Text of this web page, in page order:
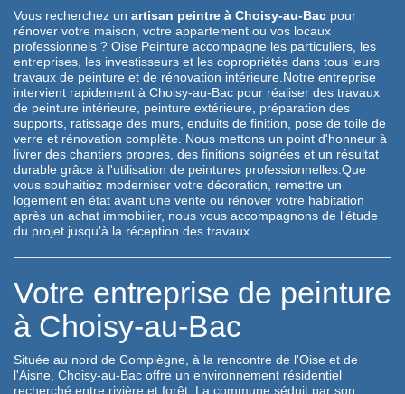
Vous recherchez un artisan peintre à Choisy-au-Bac pour
rénover votre maison, votre appartement ou vos locaux
professionnels ? Oise Peinture accompagne les particuliers, les
entreprises, les investisseurs et les copropriétés dans tous leurs
travaux de peinture et de rénovation intérieure.Notre entreprise
intervient rapidement à Choisy-au-Bac pour réaliser des travaux
de peinture intérieure, peinture extérieure, préparation des
supports, ratissage des murs, enduits de finition, pose de toile de
verre et rénovation complète. Nous mettons un point d'honneur à
livrer des chantiers propres, des finitions soignées et un résultat
durable grâce à l'utilisation de peintures professionnelles.Que
vous souhaitiez moderniser votre décoration, remettre un
logement en état avant une vente ou rénover votre habitation
après un achat immobilier, nous vous accompagnons de l'étude
du projet jusqu'à la réception des travaux.
Votre entreprise de peinture
à Choisy-au-Bac
Située au nord de Compiègne, à la rencontre de l'Oise et de
l'Aisne, Choisy-au-Bac offre un environnement résidentiel
recherché entre rivière et forêt. La commune séduit par son